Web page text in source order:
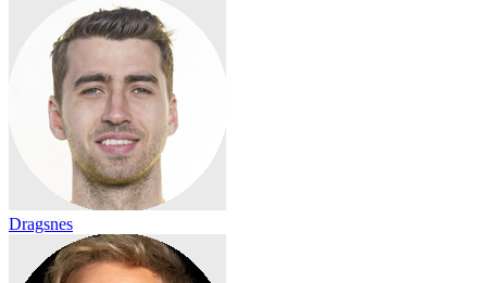
Dragsnes